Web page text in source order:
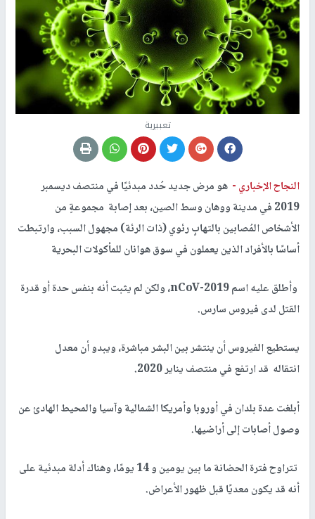
تعبيرية
النجاح الإخباري - هو مرض جديد حُدد مبدئيًا في منتصف ديسمبر
2019 في مدينة ووهان وسط الصين، بعد إصابة مجموعةٍ من
الأشخاص المُصابين بالتهابٍ رئوي (ذات الرئة) مجهول السبب، وارتبطت
أساسًا بالأفراد الذين يعملون في سوق هوانان للمأكولات البحرية
وأطلق عليه اسم 2019-nCoV‏، ولكن لم يثبت أنه بنفس حدة أو قدرة
القتل لدى فيروس سارس.
يستطيع الفيروس أن ينتشر بين البشر مباشرة، ويبدو أن معدل
انتقاله قد ارتفع في منتصف يناير 2020.
أبلغت عدة بلدان في أوروبا وأمريكا الشمالية وآسيا والمحيط الهادئ عن
وصول أصابات إلى أراضيها.
تتراوح فترة الحضانة ما بين يومين و 14 يومًا، وهناك أدلة مبدئية على
أنه قد يكون معديًا قبل ظهور الأعراض.